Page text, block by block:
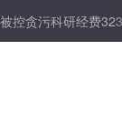
研经费323万 虚开8